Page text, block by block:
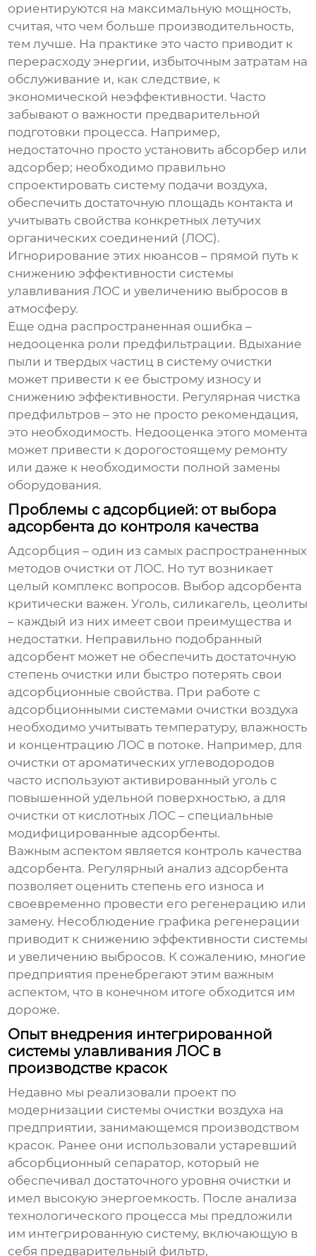
ориентируются на максимальную мощность,
считая, что чем больше производительность,
тем лучше. На практике это часто приводит к
перерасходу энергии, избыточным затратам на
обслуживание и, как следствие, к
экономической неэффективности. Часто
забывают о важности предварительной
подготовки процесса. Например,
недостаточно просто установить абсорбер или
адсорбер; необходимо правильно
спроектировать систему подачи воздуха,
обеспечить достаточную площадь контакта и
учитывать свойства конкретных летучих
органических соединений (ЛОС).
Игнорирование этих нюансов – прямой путь к
снижению эффективности системы
улавливания ЛОС и увеличению выбросов в
атмосферу.
Еще одна распространенная ошибка –
недооценка роли предфильтрации. Вдыхание
пыли и твердых частиц в систему очистки
может привести к ее быстрому износу и
снижению эффективности. Регулярная чистка
предфильтров – это не просто рекомендация,
это необходимость. Недооценка этого момента
может привести к дорогостоящему ремонту
или даже к необходимости полной замены
оборудования.
Проблемы с адсорбцией: от выбора
адсорбента до контроля качества
Адсорбция – один из самых распространенных
методов очистки от ЛОС. Но тут возникает
целый комплекс вопросов. Выбор адсорбента
критически важен. Уголь, силикагель, цеолиты
– каждый из них имеет свои преимущества и
недостатки. Неправильно подобранный
адсорбент может не обеспечить достаточную
степень очистки или быстро потерять свои
адсорбционные свойства. При работе с
адсорбционными системами очистки воздуха
необходимо учитывать температуру, влажность
и концентрацию ЛОС в потоке. Например, для
очистки от ароматических углеводородов
часто используют активированный уголь с
повышенной удельной поверхностью, а для
очистки от кислотных ЛОС – специальные
модифицированные адсорбенты.
Важным аспектом является контроль качества
адсорбента. Регулярный анализ адсорбента
позволяет оценить степень его износа и
своевременно провести его регенерацию или
замену. Несоблюдение графика регенерации
приводит к снижению эффективности системы
и увеличению выбросов. К сожалению, многие
предприятия пренебрегают этим важным
аспектом, что в конечном итоге обходится им
дороже.
Опыт внедрения интегрированной
системы улавливания ЛОС в
производстве красок
Недавно мы реализовали проект по
модернизации системы очистки воздуха на
предприятии, занимающемся производством
красок. Ранее они использовали устаревший
абсорбционный сепаратор, который не
обеспечивал достаточного уровня очистки и
имел высокую энергоемкость. После анализа
технологического процесса мы предложили
им интегрированную систему, включающую в
себя предварительный фильтр,